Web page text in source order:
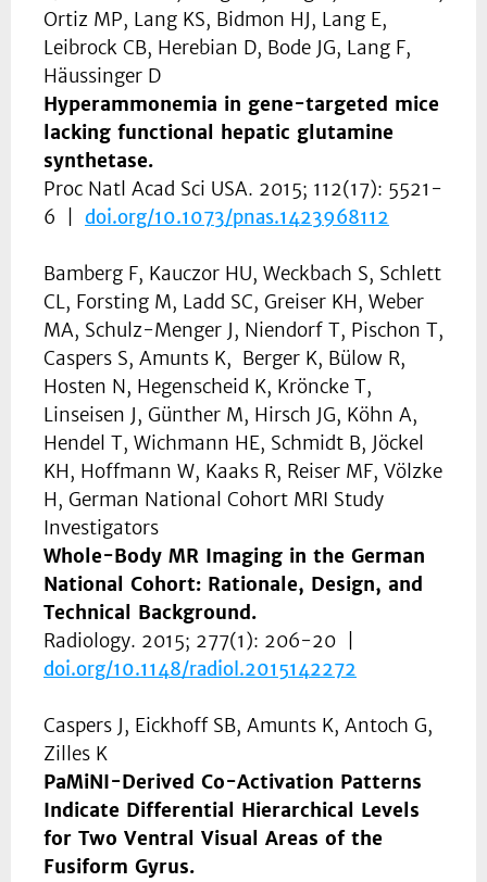
Ortiz MP, Lang KS, Bidmon HJ, Lang E,
Leibrock CB, Herebian D, Bode JG, Lang F,
Häussinger D
Hyperammonemia in gene-targeted mice
lacking functional hepatic glutamine
synthetase.
Proc Natl Acad Sci USA. 2015; 112(17): 5521-
6 | doi.org/10.1073/pnas.1423968112
Bamberg F, Kauczor HU, Weckbach S, Schlett
CL, Forsting M, Ladd SC, Greiser KH, Weber
MA, Schulz-Menger J, Niendorf T, Pischon T,
Caspers S, Amunts K, Berger K, Bülow R,
Hosten N, Hegenscheid K, Kröncke T,
Linseisen J, Günther M, Hirsch JG, Köhn A,
Hendel T, Wichmann HE, Schmidt B, Jöckel
KH, Hoffmann W, Kaaks R, Reiser MF, Völzke
H, German National Cohort MRI Study
Investigators
Whole-Body MR Imaging in the German
National Cohort: Rationale, Design, and
Technical Background.
Radiology. 2015; 277(1): 206-20 |
doi.org/10.1148/radiol.2015142272
Caspers J, Eickhoff SB, Amunts K, Antoch G,
Zilles K
PaMiNI-Derived Co-Activation Patterns
Indicate Differential Hierarchical Levels
for Two Ventral Visual Areas of the
Fusiform Gyrus.